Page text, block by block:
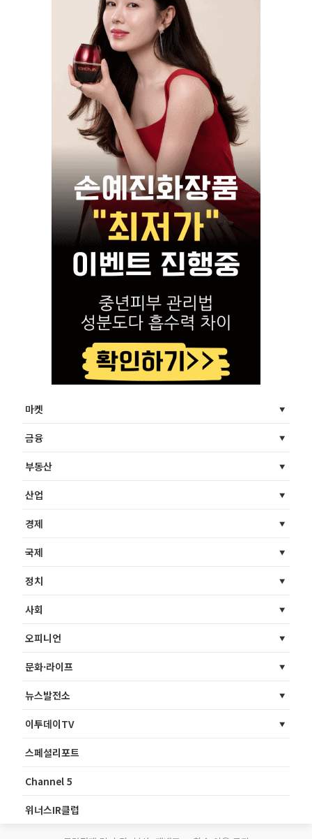
마켓
금융
부동산
산업
경제
국제
정치
사회
오피니언
문화·라이프
뉴스발전소
이투데이TV
스페셜리포트
Channel 5
위너스IR클럽